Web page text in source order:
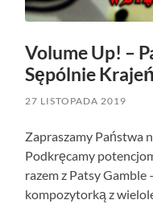
Volume Up! –
Sępólnie
27 LISTOPADA 2019
Zapraszamy Państwa
Podkręcamy
razem z Patsy
kompozytorką z